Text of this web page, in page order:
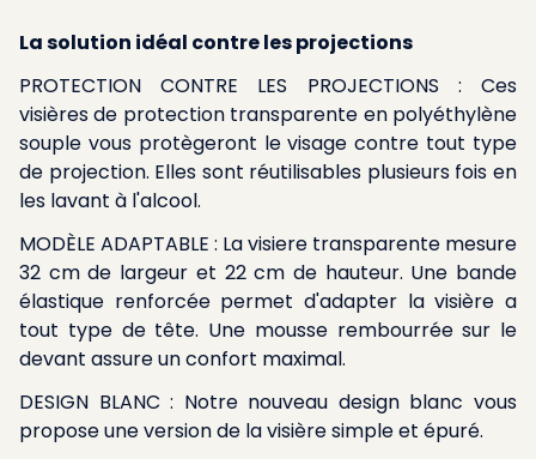
La solution idéal contre les projections
PROTECTION CONTRE LES PROJECTIONS : Ces
visières de protection transparente en polyéthylène
souple vous protègeront le visage contre tout type
de projection. Elles sont réutilisables plusieurs fois en
les lavant à l'alcool.
MODÈLE ADAPTABLE : La visiere transparente mesure
32 cm de largeur et 22 cm de hauteur. Une bande
élastique renforcée permet d'adapter la visière a
tout type de tête. Une mousse rembourrée sur le
devant assure un confort maximal.
DESIGN BLANC : Notre nouveau design blanc vous
propose une version de la visière simple et épuré.